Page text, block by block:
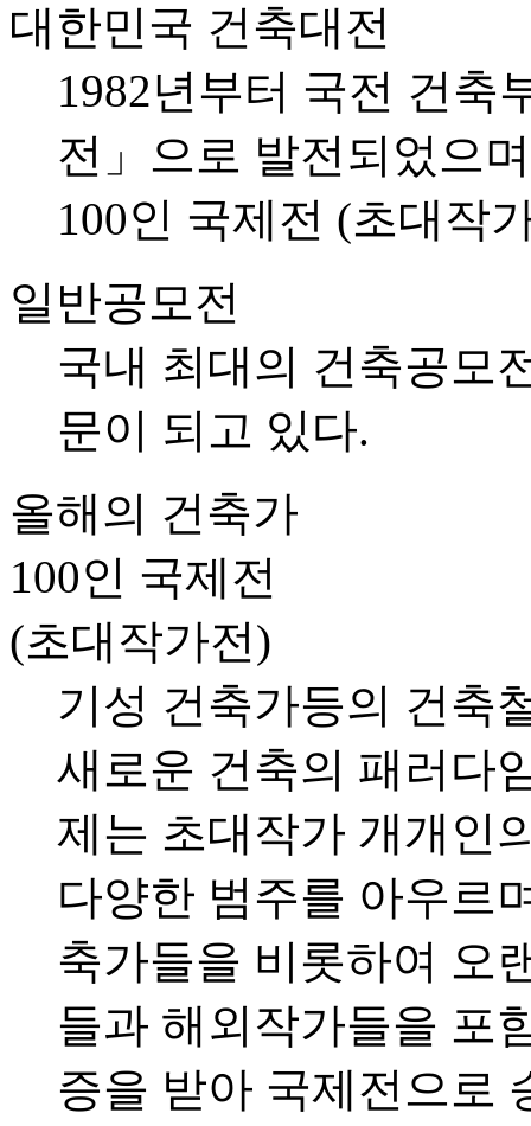
대한민국 건축대전
1982년부터 국전 건축
전」으로 발전되었으
100인 국제전 (초대작
일반공모전
국내 최대의 건축공모
문이 되고 있다.
올해의 건축가
100인 국제전
(초대작가전)
기성 건축가등의 건축
새로운 건축의 패러다
제는 초대작가 개개인
다양한 범주를 아우르
축가들을 비롯하여 오
들과 해외작가들을 포
증을 받아 국제전으로